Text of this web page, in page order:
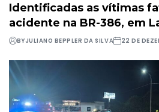
Identificadas as vítimas
acidente na BR-386, em
BYJULIANO BEPPLER DA SILVA 22 DE